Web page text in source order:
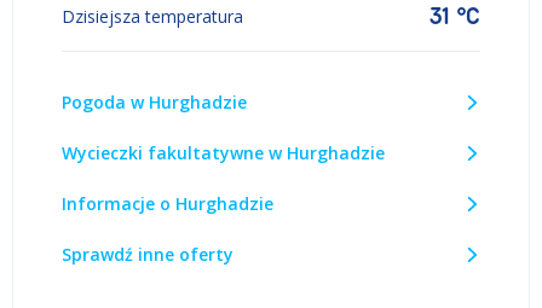
Dzisiejsza temperatura 31 °C
Pogoda w Hurghadzie
Wycieczki fakultatywne w Hurghadzie
Informacje o Hurghadzie
Sprawdź inne oferty